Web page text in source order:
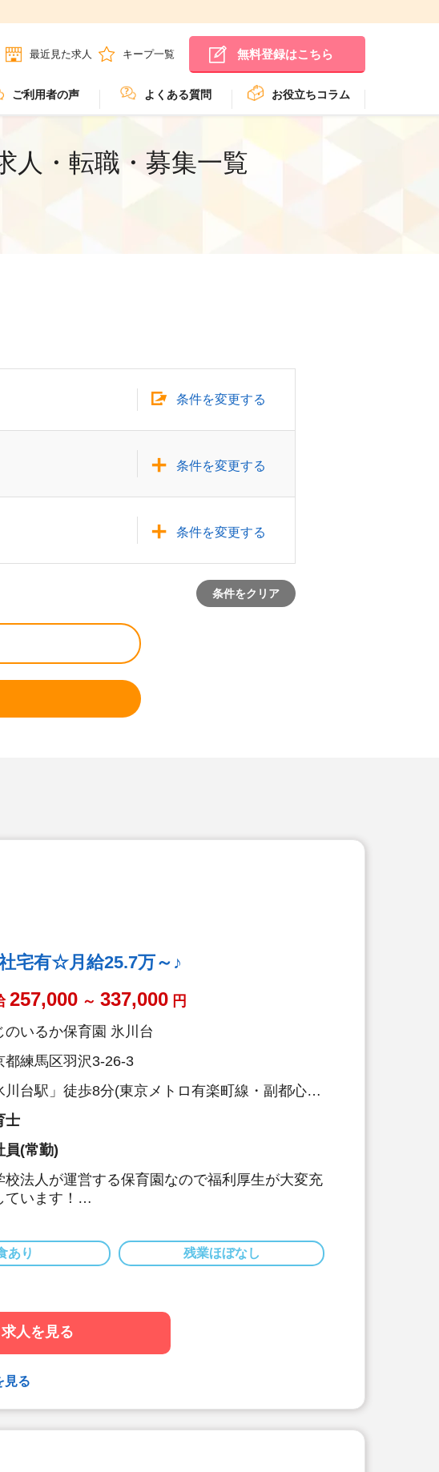
最近見た求人 キープ一覧 無料登録はこちら
ご利用者の声 よくある質問 お役立ちコラム
人・転職・募集一覧
条件を変更する
条件を変更する
条件を変更する
条件をクリア
宅有☆月給25.7万～♪
257,000 ～ 337,000 円
のいるか保育園 氷川台
都練馬区羽沢3-26-3
川台駅」徒歩8分(東京メトロ有楽町線・副都心
士
員(常勤)
法人が運営する保育園なので福利厚生が大変充
ています！
年度保育士の平均支給額は年度末一時金のみで
万円支給
ビス残業・持ち帰り仕事はございません
心の手厚い配置基準
さんが安心して働けるよう手厚く職員配置を行っ
ば、区の配置基準＋7名、国の配置基準よりも1
あり 残業ほぼなし
求人を見る
見る